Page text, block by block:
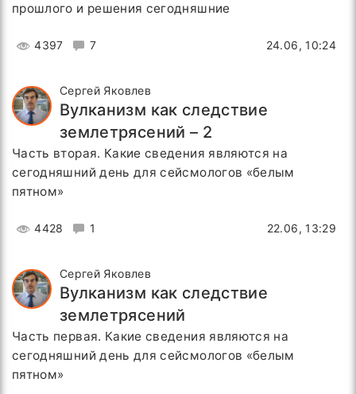
прошлого и решения сегодняшние
4397 7 24.06, 10:24
Сергей Яковлев
Вулканизм как следствие
землетрясений – 2
Часть вторая. Какие сведения являются на
сегодняшний день для сейсмологов «белым
пятном»
4428 1 22.06, 13:29
Сергей Яковлев
Вулканизм как следствие
землетрясений
Часть первая. Какие сведения являются на
сегодняшний день для сейсмологов «белым
пятном»